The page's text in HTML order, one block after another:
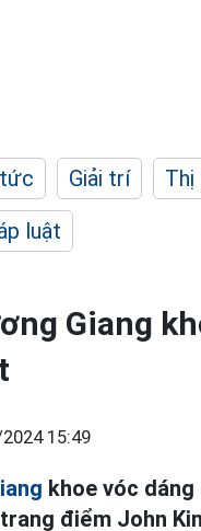
Giải trí
luật
Giang
15:49
khoe vóc
điểm John